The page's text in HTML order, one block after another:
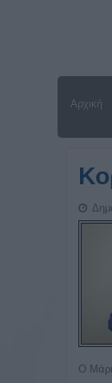
Αρχική
Ο